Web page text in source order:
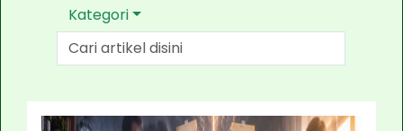
Kategori